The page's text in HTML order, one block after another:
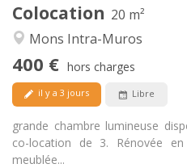
Colocation 20 m²
Mons Intra-Muros
400 € hors charges
il y a 3 jours Libre
grande chambre lumineuse
co-location de 3. Rénovée
meublée...
Studieuse,